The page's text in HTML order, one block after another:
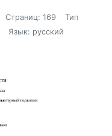
Страниц: 169
Тип
Язык: русский